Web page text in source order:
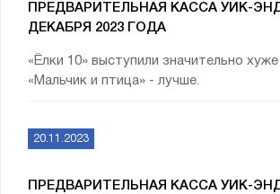
ПРЕДВАРИТЕЛЬНАЯ КАССА УИК-
ДЕКАБРЯ 2023 ГОДА
«Ёлки 10» выступили значительно хуже
«Мальчик и птица» - лучше.
20.11.2023
ПРЕДВАРИТЕЛЬНАЯ КАССА УИК-